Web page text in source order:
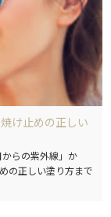
け止めの正しい
らの紫外線」か
の正しい塗り方まで